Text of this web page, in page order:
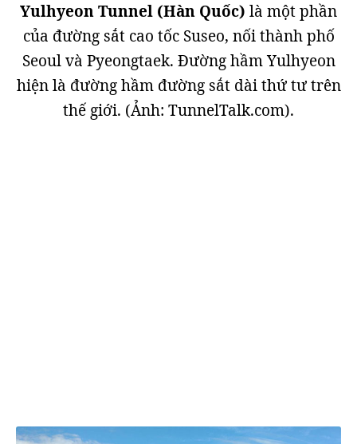
Yulhyeon Tunnel (Hàn Quốc) là một phần
của đường sắt cao tốc Suseo, nối thành phố
Seoul và Pyeongtaek. Đường hầm Yulhyeon
hiện là đường hầm đường sắt dài thứ tư trên
thế giới. (Ảnh: TunnelTalk.com).